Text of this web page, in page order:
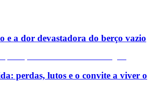
e a dor devastadora do berço vazio
perdas, lutos e o convite a viver o